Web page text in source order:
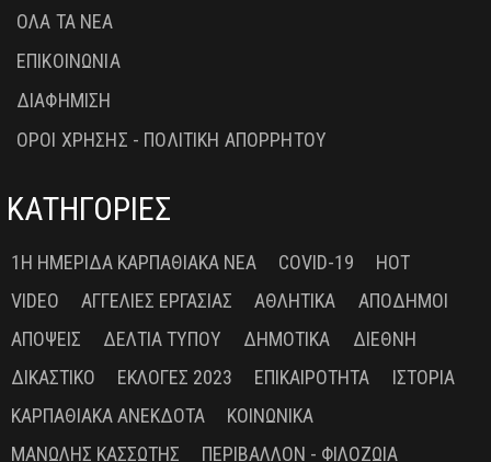
ΟΛΑ ΤΑ ΝΕΑ
ΕΠΙΚΟΙΝΩΝΙΑ
ΔΙΑΦΗΜΙΣΗ
ΟΡΟΙ ΧΡΗΣΗΣ - ΠΟΛΙΤΙΚΗ ΑΠΟΡΡΗΤΟΥ
ΚΑΤΗΓΟΡΙΕΣ
1Η ΗΜΕΡΊΔΑ ΚΑΡΠΑΘΙΑΚΆ ΝΈΑ COVID-19
HOT
VIDEO
ΑΓΓΕΛΊΕΣ ΕΡΓΑΣΊΑΣ ΑΘΛΗΤΙΚΆ
ΑΠΌΔΗΜΟΙ
ΑΠΌΨΕΙΣ
ΔΕΛΤΊΑ ΤΎΠΟΥ ΔΗΜΟΤΙΚΆ
ΔΙΕΘΝΉ
ΔΙΚΑΣΤΙΚΌ
ΕΚΛΟΓΈΣ 2023 ΕΠΙΚΑΙΡΌΤΗΤΑ
ΙΣΤΟΡΊΑ
ΚΑΡΠΑΘΙΑΚΆ ΑΝΈΚΔΟΤΑ
ΚΟΙΝΩΝΙΚΆ
ΜΑΝΏΛΗΣ ΚΑΣΣΏΤΗΣ
ΠΕΡΙΒΆΛΛΟΝ - ΦΙΛΟΖΩΊΑ